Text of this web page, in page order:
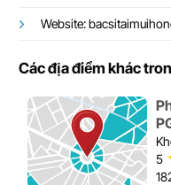
Website:
Các địa điểm khác
5